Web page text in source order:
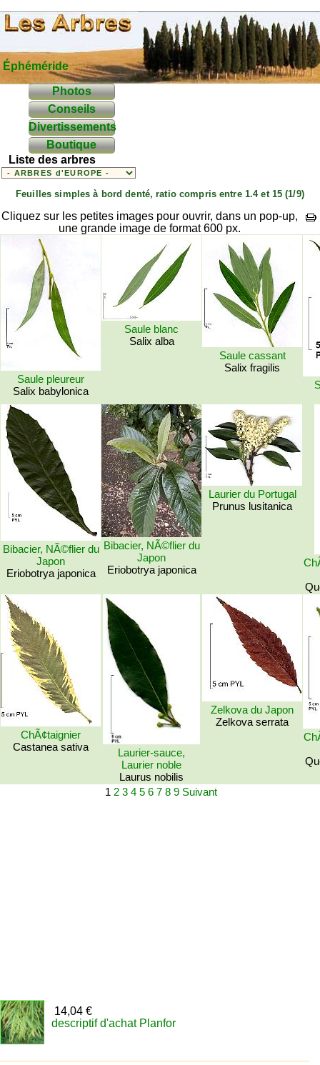
Éphéméride
Photos
Conseils
Divertissements
Boutique
Liste des arbres
Feuilles simples à bord denté, ratio compris entre 1.4 et 15 (1/9)
Cliquez sur les petites images pour ouvrir, dans un pop-up,
une grande image de format 600 px.
Saule pleureur
Salix babylonica
Saule blanc
Salix alba
Saule cassant
Salix fragilis
Bibacier, NÃ©flier du
Japon
Eriobotrya japonica
Bibacier, NÃ©flier du
Japon
Eriobotrya japonica
Laurier du Portugal
Prunus lusitanica
ChÃ¢taignier
Castanea sativa
Laurier-sauce,
Laurier noble
Laurus nobilis
Zelkova du Japon
Zelkova serrata
1 2 3 4 5 6 7 8 9 Suivant
14,04 €
descriptif d'achat Planfor